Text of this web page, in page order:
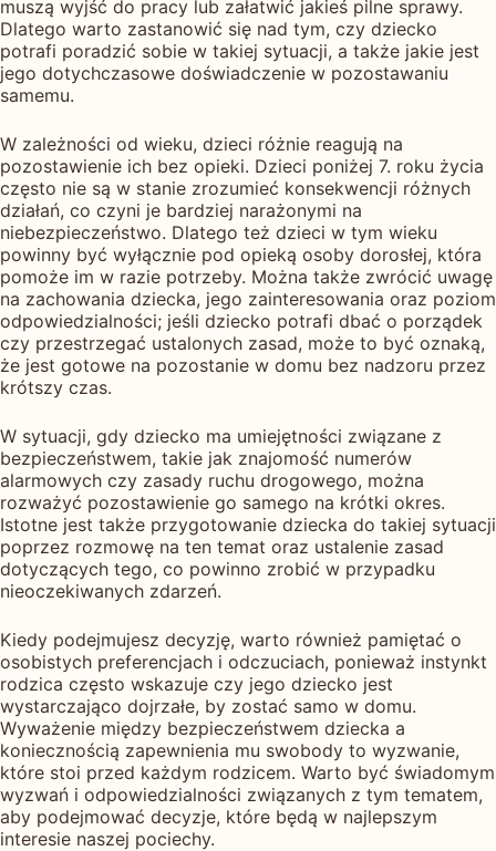
muszą wyjść do pracy lub załatwić jakieś pilne sprawy.
Dlatego warto zastanowić się nad tym, czy dziecko
potrafi poradzić sobie w takiej sytuacji, a także jakie jest
jego dotychczasowe doświadczenie w pozostawaniu
samemu.
W zależności od wieku, dzieci różnie reagują na
pozostawienie ich bez opieki. Dzieci poniżej 7. roku życia
często nie są w stanie zrozumieć konsekwencji różnych
działań, co czyni je bardziej narażonymi na
niebezpieczeństwo. Dlatego też dzieci w tym wieku
powinny być wyłącznie pod opieką osoby dorosłej, która
pomoże im w razie potrzeby. Można także zwrócić uwagę
na zachowania dziecka, jego zainteresowania oraz poziom
odpowiedzialności; jeśli dziecko potrafi dbać o porządek
czy przestrzegać ustalonych zasad, może to być oznaką,
że jest gotowe na pozostanie w domu bez nadzoru przez
krótszy czas.
W sytuacji, gdy dziecko ma umiejętności związane z
bezpieczeństwem, takie jak znajomość numerów
alarmowych czy zasady ruchu drogowego, można
rozważyć pozostawienie go samego na krótki okres.
Istotne jest także przygotowanie dziecka do takiej sytuacji
poprzez rozmowę na ten temat oraz ustalenie zasad
dotyczących tego, co powinno zrobić w przypadku
nieoczekiwanych zdarzeń.
Kiedy podejmujesz decyzję, warto również pamiętać o
osobistych preferencjach i odczuciach, ponieważ instynkt
rodzica często wskazuje czy jego dziecko jest
wystarczająco dojrzałe, by zostać samo w domu.
Wyważenie między bezpieczeństwem dziecka a
koniecznością zapewnienia mu swobody to wyzwanie,
które stoi przed każdym rodzicem. Warto być świadomym
wyzwań i odpowiedzialności związanych z tym tematem,
aby podejmować decyzje, które będą w najlepszym
interesie naszej pociechy.